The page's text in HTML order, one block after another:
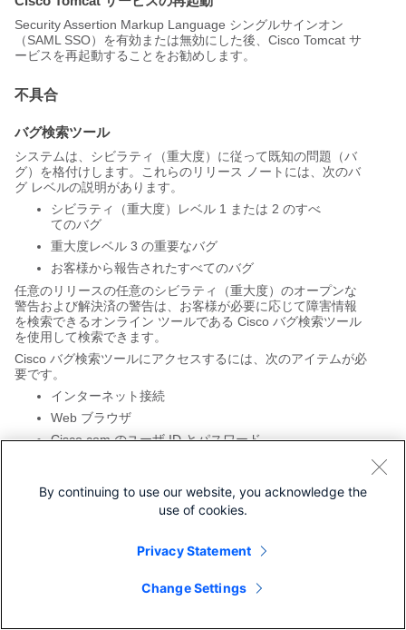
Security Assertion Markup Language シングルサインオン
（SAML SSO）を有効または無効にした後、Cisco Tomcat サ
ービスを再起動することをお勧めします。
不具合
バグ検索ツール
システムは、シビラティ（重大度）に従って既知の問題（バ
グ）を格付けします。これらのリリース ノートには、次のバ
グ レベルの説明があります。
シビラティ（重大度）レベル 1 または 2 のすべ
てのバグ
重大度レベル 3 の重要なバグ
お客様から報告されたすべてのバグ
任意のリリースの任意のシビラティ（重大度）のオープンな
警告および解決済の警告は、お客様が必要に応じて障害情報
を検索できるオンライン ツールである Cisco バグ検索ツール
を使用して検索できます。
Cisco バグ検索ツールにアクセスするには、次のアイテムが必
要です。
インターネット接続
Web ブラウザ
Cisco.com のユーザ ID とパスワード
Cisco バグ検索ツールにアクセスします:
https://tools.cisco.com/bugsearch/
フィールドにバグ ID 番号を入力し、
By continuing to use our website, you acknowledge the
use of cookies.
Privacy Statement
Change Settings